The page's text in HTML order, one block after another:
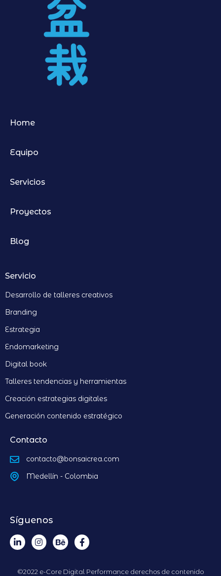
Home
Equipo
Servicios
Proyectos
Blog
Servicio
Desarrollo de talleres creativos
Branding
Estrategia
Endomarketing
Digital book
Talleres tendencias y herramientas
Creación estrategias digitales
Generación contenido estratégico
Contacto
contacto@bonsaicrea.com
Medellín - Colombia
Síguenos
©2022 e-Core Digital Performance derechos de contenido